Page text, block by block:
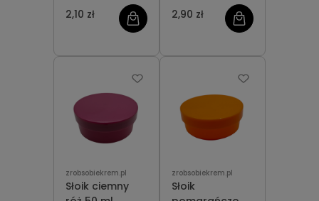
2,10 zł
2,90 zł
zrobsobiekrem.pl
Słoik ciemny
zrobsobiekrem.pl
Słoik